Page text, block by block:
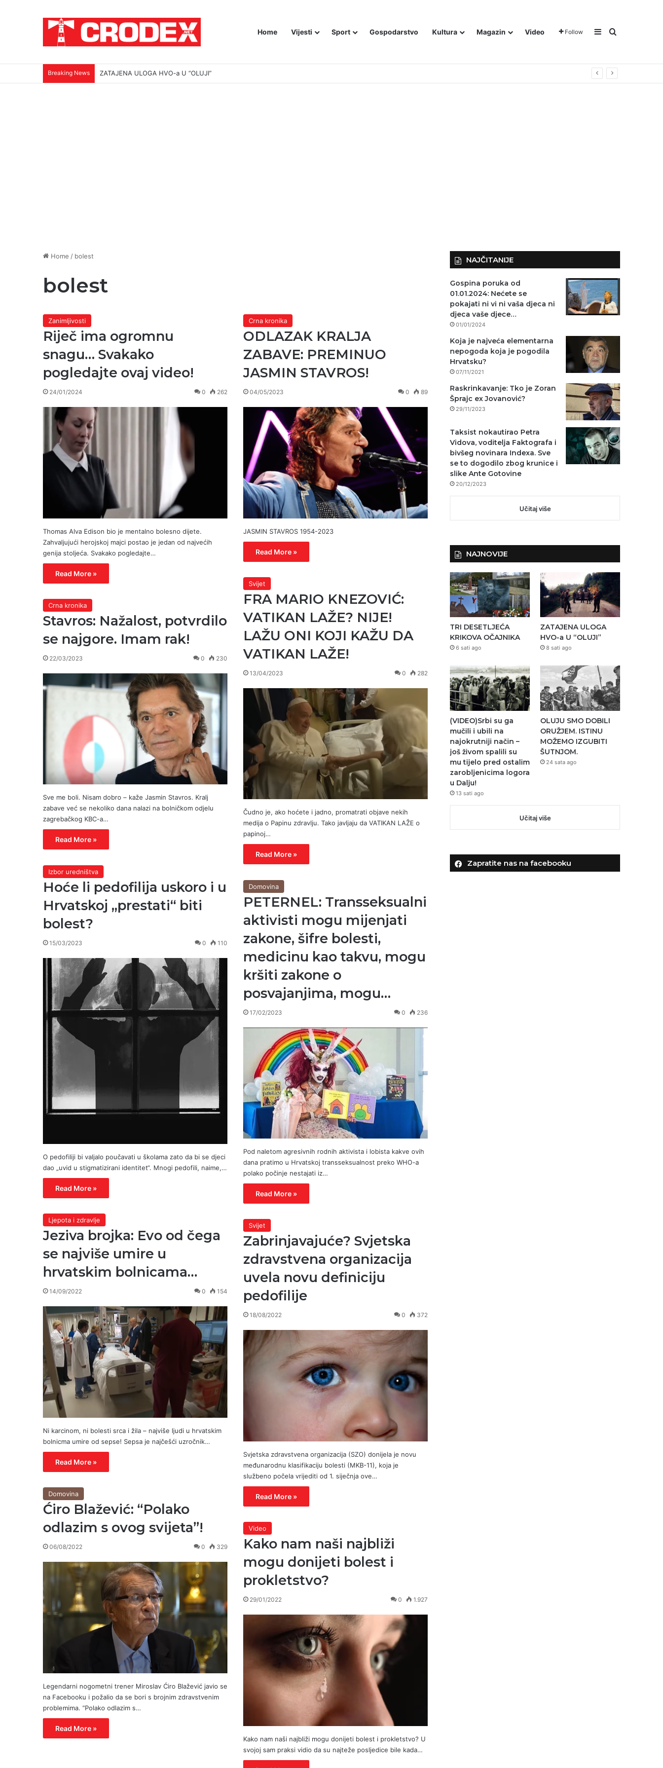
Home Vijesti Sport Gospodarstvo Kultura Magazin Video Follow Sidebar
Traži
Breaking News (VIDEO)Srbi su ga mučili i ubili na najokrutniji način – još živom spalili su mu tijelo pred ostalim zarobljenicima logora u Dalju!
Home / bolest
bolest
Zanimljivosti
Riječ ima ogromnu
snagu… Svakako
pogledajte ovaj video!
24/01/2024 0 262
Thomas Alva Edison bio je mentalno bolesno dijete.
Zahvaljujući herojskoj majci postao je jedan od najvećih
genija stoljeća. Svakako pogledajte…
Read More »
Crna kronika
ODLAZAK KRALJA
ZABAVE: PREMINUO
JASMIN STAVROS!
04/05/2023 0 89
JASMIN STAVROS 1954-2023
Read More »
Svijet
FRA MARIO KNEZOVIĆ:
VATIKAN LAŽE? NIJE!
LAŽU ONI KOJI KAŽU DA
VATIKAN LAŽE!
13/04/2023 0 282
Čudno je, ako hoćete i jadno, promatrati objave nekih
medija o Papinu zdravlju. Tako javljaju da VATIKAN LAŽE o
papinoj…
Read More »
Crna kronika
Stavros: Nažalost, potvrdilo
se najgore. Imam rak!
22/03/2023 0 230
Sve me boli. Nisam dobro – kaže Jasmin Stavros. Kralj
zabave već se nekoliko dana nalazi na bolničkom odjelu
zagrebačkog KBC-a…
Read More »
Izbor uredništva
Hoće li pedofilija uskoro i u
Hrvatskoj „prestati“ biti
bolest?
15/03/2023 0 110
O pedofiliji bi valjalo poučavati u školama zato da bi se djeci
dao „uvid u stigmatizirani identitet“. Mnogi pedofili, naime,…
Read More »
Domovina
PETERNEL: Transseksualni
aktivisti mogu mijenjati
zakone, šifre bolesti,
medicinu kao takvu, mogu
kršiti zakone o
posvajanjima, mogu…
17/02/2023 0 236
Pod naletom agresivnih rodnih aktivista i lobista kakve ovih
dana pratimo u Hrvatskoj transseksualnost preko WHO-a
polako počinje nestajati iz…
Read More »
Ljepota i zdravlje
Jeziva brojka: Evo od čega
se najviše umire u
hrvatskim bolnicama…
14/09/2022 0 154
Ni karcinom, ni bolesti srca i žila – najviše ljudi u hrvatskim
bolnicma umire od sepse! Sepsa je najčešći uzročnik…
Read More »
Svijet
Zabrinjavajuće? Svjetska
zdravstvena organizacija
uvela novu definiciju
pedofilije
18/08/2022 0 372
Svjetska zdravstvena organizacija (SZO) donijela je novu
međunarodnu klasifikaciju bolesti (MKB-11), koja je
službeno počela vrijediti od 1. siječnja ove…
Read More »
Domovina
Ćiro Blažević: “Polako
odlazim s ovog svijeta”!
06/08/2022 0 329
Legendarni nogometni trener Miroslav Ćiro Blažević javio se
na Facebooku i požalio da se bori s brojnim zdravstvenim
problemima. “Polako odlazim s…
Read More »
Video
Kako nam naši najbliži
mogu donijeti bolest i
prokletstvo?
29/01/2022 0 1.927
Kako nam naši najbliži mogu donijeti bolest i prokletstvo? U
svojoj sam praksi vidio da su najteže posljedice bile kada…
NAJČITANIJE
Gospina poruka od
01.01.2024: Nećete se
pokajati ni vi ni vaša djeca ni
djeca vaše djece…
01/01/2024
Koja je najveća elementarna
nepogoda koja je pogodila
Hrvatsku?
07/11/2021
Raskrinkavanje: Tko je Zoran
Šprajc ex Jovanović?
29/11/2023
Taksist nokautirao Petra
Vidova, voditelja Faktografa i
bivšeg novinara Indexa. Sve
se to dogodilo zbog krunice i
slike Ante Gotovine
20/12/2023
Učitaj više
NAJNOVIJE
TRI DESETLJEĆA
KRIKOVA OČAJNIKA
6 sati ago
ZATAJENA ULOGA
HVO-a U “OLUJI”
8 sati ago
(VIDEO)Srbi su ga
mučili i ubili na
najokrutniji način –
još živom spalili su
mu tijelo pred ostalim
zarobljenicima logora
u Dalju!
13 sati ago
OLUJU SMO DOBILI
ORUŽJEM. ISTINU
MOŽEMO IZGUBITI
ŠUTNJOM.
24 sata ago
Učitaj više
Zapratite nas na facebooku